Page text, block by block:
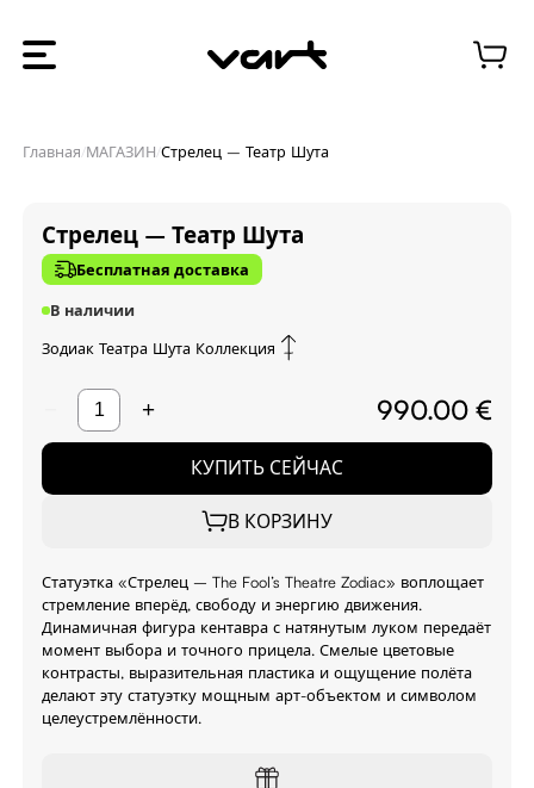
Главная/МАГАЗИН/Стрелец – Театр Шута
Стрелец – Театр Шута
Бесплатная доставка
В наличии
Зодиак Театра Шута Коллекция
+ 990.00 €
КУПИТЬ СЕЙЧАС
В КОРЗИНУ
Статуэтка «Стрелец – The Fool’s Theatre Zodiac» воплощает
стремление вперёд, свободу и энергию движения.
Динамичная фигура кентавра с натянутым луком передаёт
момент выбора и точного прицела. Смелые цветовые
контрасты, выразительная пластика и ощущение полёта
делают эту статуэтку мощным арт-объектом и символом
целеустремлённости.